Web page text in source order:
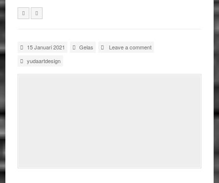
15 Januari 2021 Gelas
Leave a comment
yudaartdesign